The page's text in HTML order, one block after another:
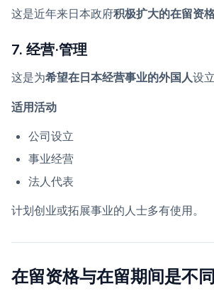
这是近年来日本政府积极扩大的在留资
7. 经营·管理
这是为希望在日本经营事业的外国人设
适用活动
公司设立
事业经营
法人代表
计划创业或拓展事业的人士多有使用。
在留资格与在留期间是不